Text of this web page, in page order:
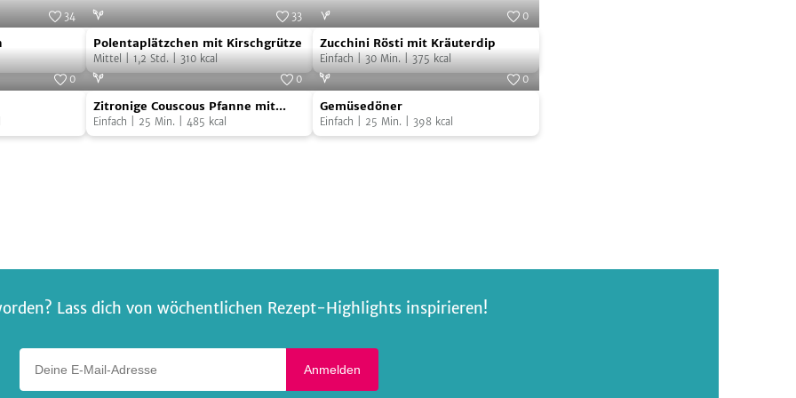
34
Polentaplätzchen
mit
Kirschgrütze
Foto: SevenCooks
33
Polentaplätzchen mit Kirschgrütze
Mittel|1,2 Std.|310kcal
Zucchini
Rösti
mit
Kräuterdip
SevenCooks
0
Zucchini Rösti mit Kräuterdip
Einfach|30 Min.|375kcal
0
Zitronige
Couscous
Pfanne
SevenCooks
0
Zitronige Couscous Pfanne mit
Zucchini
Einfach 25 Min. 485 kcal
Gemüsedöner
0
Gemüsedöner
Einfach 25 Min. 398kcal
Lass dich von wöchentlichen Rezept-Highlights inspirieren!
Anmelden